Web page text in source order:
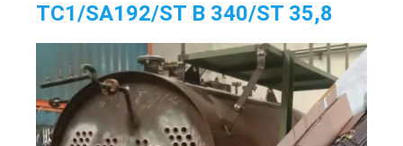
TC1/SA192/ST B 340/ST 35,8